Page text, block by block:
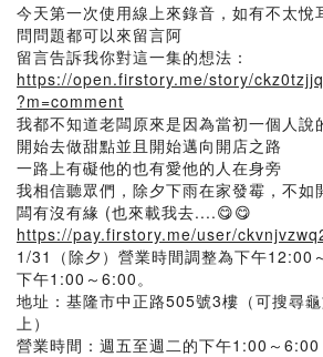
今天第一次使用線上來錄音，如有不太悅
問問題都可以來留言阿
留言告訴我你對這一集的想法：
https://open.firstory.me/story/
?m=comment
我都不知道老闆原來是因為當初一個人說
開始去做甜點並且開始邁向開店之路
一路上有礙他的也有愛他的人在身旁
我相信聽眾們，除夕下雨在家發霉，不如
闆有沒有緣 (也來載我去....😋😋
https://pay.firstory.me/user/
1/31（除夕）營業時間調整為下午12:00
下午1:00～6:00。
地址：基隆市中正路505號3樓（可搜尋
上）
營業時間：週五至週二的下午1:00～